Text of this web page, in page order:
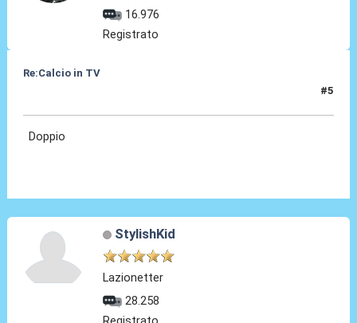
16.976
Registrato
Re:Calcio in TV
#5
Doppio
StylishKid
Lazionetter
28.258